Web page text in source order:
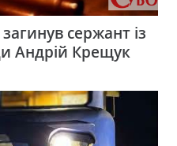
сержант із
Андрій Крещук